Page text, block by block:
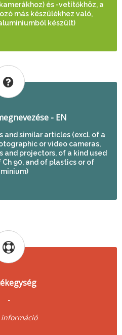
és -vetítőkhöz, a
más készülékhez való,
készült)
- EN
and similar articles (excl. of a
or video cameras,
projectors, of a kind used
90, and of plastics or of
-